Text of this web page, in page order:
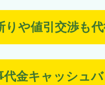
りや値引交渉も
代金キャッシュバ